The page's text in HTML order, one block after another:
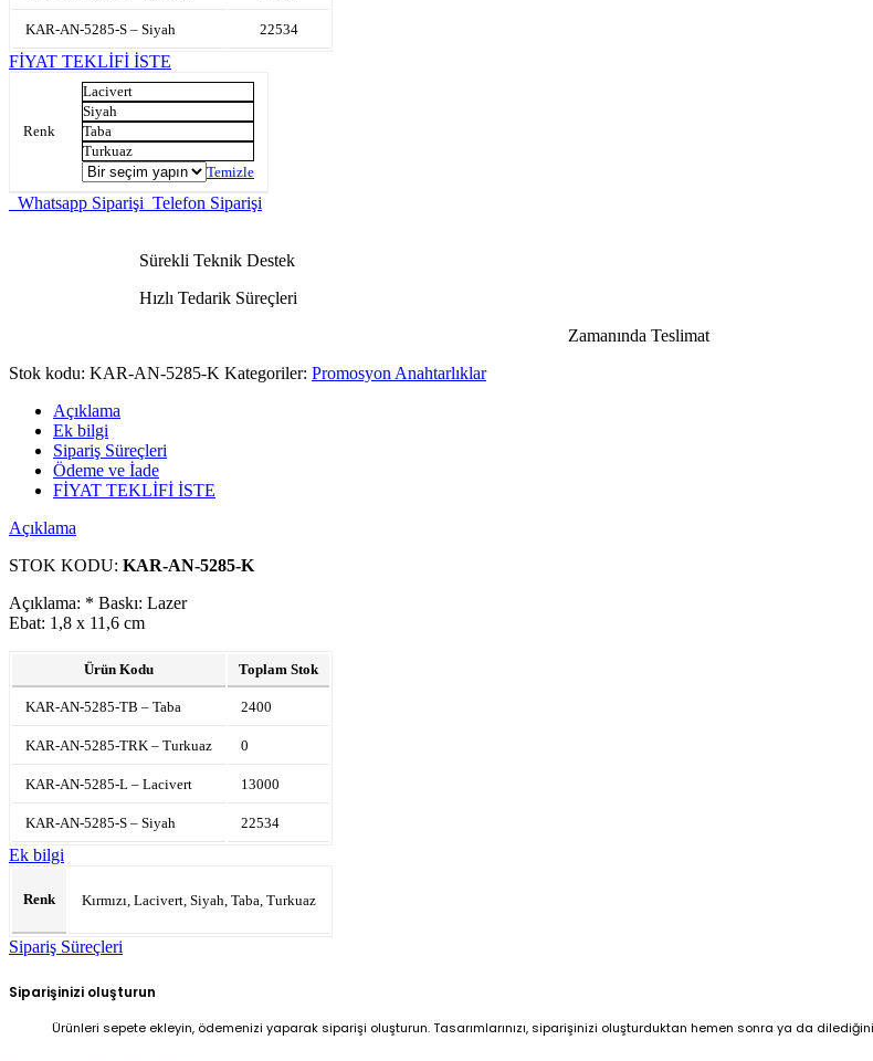
KAR-AN-5285-S – Siyah 22534
FİYAT TEKLİFİ İSTE
Renk
Lacivert
Siyah
Taba
Turkuaz
Temizle
Whatsapp Siparişi Telefon Siparişi
Sürekli Teknik Destek
Hızlı Tedarik Süreçleri
Zamanında Teslimat
Stok kodu: KAR-AN-5285-K Kategoriler: Promosyon Anahtarlıklar
Açıklama
Ek bilgi
Sipariş Süreçleri
Ödeme ve İade
FİYAT TEKLİFİ İSTE
Açıklama
STOK KODU: KAR-AN-5285-K
Açıklama: * Baskı: Lazer
Ebat: 1,8 x 11,6 cm
Ürün Kodu Toplam Stok
KAR-AN-5285-TB – Taba 2400
KAR-AN-5285-TRK – Turkuaz 0
KAR-AN-5285-L – Lacivert 13000
KAR-AN-5285-S – Siyah 22534
Ek bilgi
Renk Kırmızı, Lacivert, Siyah, Taba, Turkuaz
Sipariş Süreçleri
Siparişinizi oluşturun
Ürünleri sepete ekleyin, ödemenizi yaparak siparişi oluşturun. Tasarımlarınızı, siparişinizi oluşturduktan hemen sonra ya da